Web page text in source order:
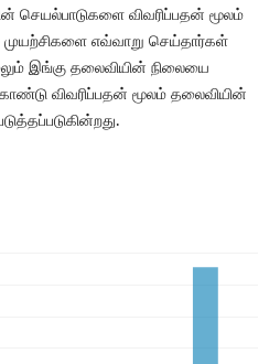
செயல்பாடுகளை விவரிப்பதன் மூலம்
எவ்வாறு செய்தார்கள்
இங்கு தலைவியின் நிலையை
விவரிப்பதன் மூலம் தலைவியின்